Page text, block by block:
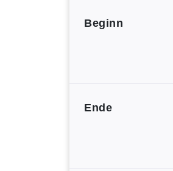
Beginn
Ende